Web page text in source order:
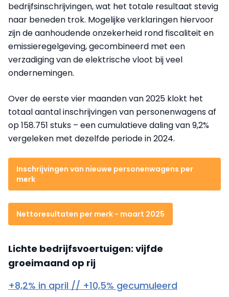
bedrijfsinschrijvingen, wat het totale resultaat stevig
naar beneden trok. Mogelijke verklaringen hiervoor
zijn de aanhoudende onzekerheid rond fiscaliteit en
emissieregelgeving, gecombineerd met een
verzadiging van de elektrische vloot bij veel
ondernemingen.
Over de eerste vier maanden van 2025 klokt het
totaal aantal inschrijvingen van personenwagens af
op 158.751 stuks – een cumulatieve daling van 9,2%
vergeleken met dezelfde periode in 2024.
Inschrijvingen van nieuwe personenwagens per
merk
Nettoresultaten per merk - maart 2025
Lichte bedrijfsvoertuigen: vijfde
groeimaand op rij
+8,2% in april // +10,5% gecumuleerd